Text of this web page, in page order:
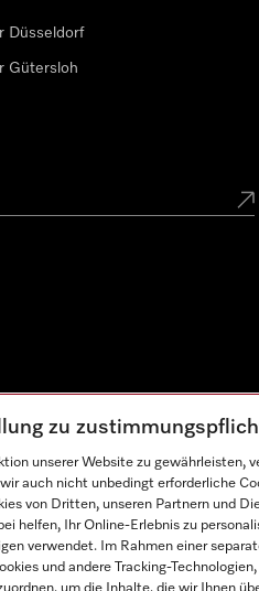
Düsseldorf
Gütersloh
zu
unserer Website zu gewährleisten,
auch nicht unbedingt erforderliche
von Dritten, unseren Partnern und
helfen, Ihr Online-Erlebnis zu
verwendet. Im Rahmen einer
und andere Tracking-